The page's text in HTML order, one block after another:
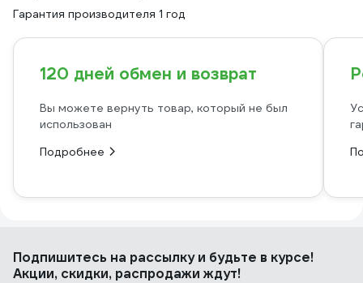
Гарантия производителя 1 год
120 дней обмен и возврат
Вы можете вернуть товар, который не был
использован
Подробнее
Подпишитесь на рассылкуи будьте в курсе!
Акции, скидки, распродажи ждут!